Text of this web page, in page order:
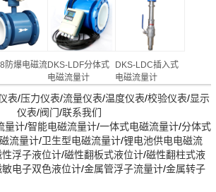
防爆电磁流DKS-LDF分体式
电磁流量计
DKS-LDC插入式
电磁流量计
表/压力仪表/流量仪表/温度仪表/校验仪表/显示
仪表/阀门/联系我们
量计/智能电磁流量计/一体式电磁流量计/分体式
流量计/卫生型电磁流量计/锂电池供电电磁流
性浮子液位计/磁性翻板式液位计/磁性翻柱式液
敏电子双色液位计/金属管浮子流量计/金属转子